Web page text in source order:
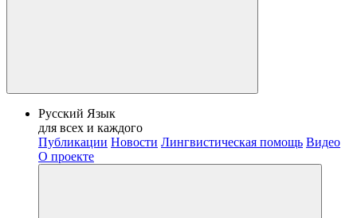
Русский Язык
для всех и каждого
Публикации Новости Лингвистическая помощь Видео
О проекте